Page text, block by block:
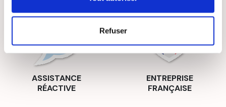
Refuser
GRATUITES
REMBOURSÉ
ASSISTANCE
RÉACTIVE
ENTREPRISE
FRANÇAISE